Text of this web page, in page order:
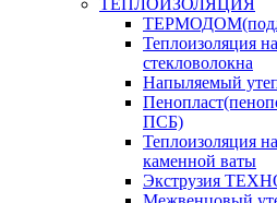
ТЕПЛОИЗОЛЯЦИЯ
Теплоизоляция
стекловолокна
Напыляемый
ПСБ)
Теплоизоляция
каменной ваты
Экструзия